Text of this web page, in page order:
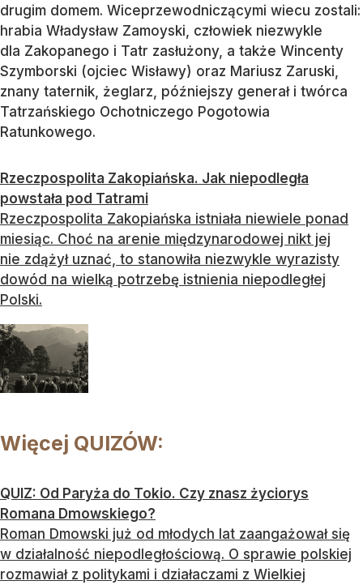
drugim domem. Wiceprzewodniczącymi wiecu zostali:
hrabia Władysław Zamoyski, człowiek niezwykle
dla Zakopanego i Tatr zasłużony, a także Wincenty
Szymborski (ojciec Wisławy) oraz Mariusz Zaruski,
znany taternik, żeglarz, późniejszy generał i twórca
Tatrzańskiego Ochotniczego Pogotowia
Ratunkowego.
Rzeczpospolita Zakopiańska. Jak niepodległa
powstała pod Tatrami
Rzeczpospolita Zakopiańska istniała niewiele ponad
miesiąc. Choć na arenie międzynarodowej nikt jej
nie zdążył uznać, to stanowiła niezwykle wyrazisty
dowód na wielką potrzebę istnienia niepodległej
Polski.
Więcej QUIZÓW:
QUIZ: Od Paryża do Tokio. Czy znasz życiorys
Romana Dmowskiego?
Roman Dmowski już od młodych lat zaangażował się
w działalność niepodległościową. O sprawie polskiej
rozmawiał z politykami i działaczami z Wielkiej